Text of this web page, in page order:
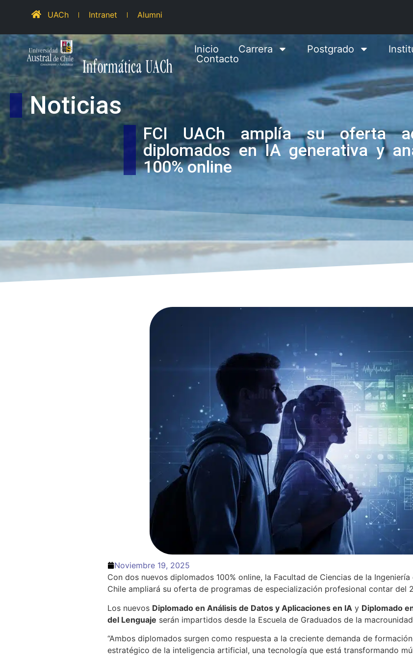
UACh Intranet Alumni
Inicio Carrera Postgrado
Contacto
Noticias
FCI UACh amplía su oferta
diplomados en IA generativa y
100% online
Noviembre 19, 2025
Con dos nuevos diplomados 100% online, la Facultad de Ciencias de la
Chile ampliará su oferta de programas de especialización profesional contar del
Los nuevos Diplomado en Análisis de Datos y Aplicaciones en IA y Diplomado
del Lenguaje serán impartidos desde la Escuela de Graduados de la
“Ambos diplomados surgen como respuesta a la creciente demanda de
estratégico de la inteligencia artificial, una tecnología que está transformando